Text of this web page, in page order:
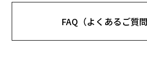
FAQ（よくあるご質問